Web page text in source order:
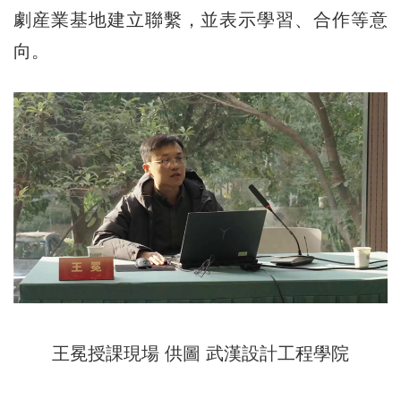
劇産業基地建立聯繫，並表示學習、合作等意
向。
王冕授課現場 供圖 武漢設計工程學院